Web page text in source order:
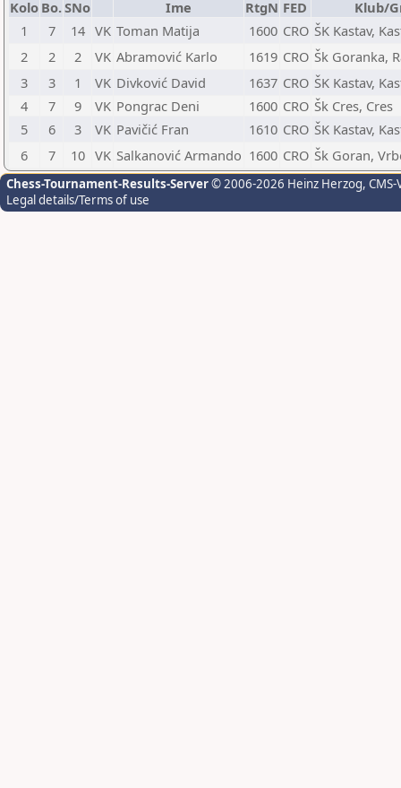
Kolo Bo.SNo Ime RtgN FED
Klub/
1
7 14 VK Toman Matija 1600 CRO ŠK Kastav,
2
2 2 VK Abramović Karlo 1619 CRO Šk Goranka,
3
3 1 VK Divković David 1637 CRO ŠK Kastav,
4
7 9 VK Pongrac Deni 1600 CRO Šk Cres, Cres
5
6 3 VK Pavičić Fran 1610 CRO ŠK Kastav,
6
7 10 VK Salkanović Armando 1600 CRO Šk Goran,
Chess-Tournament-Results-Server© 2006-2026 Heinz Herzog,
Legal details/Terms of use